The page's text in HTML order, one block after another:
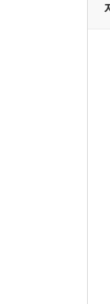
독
얼
끝